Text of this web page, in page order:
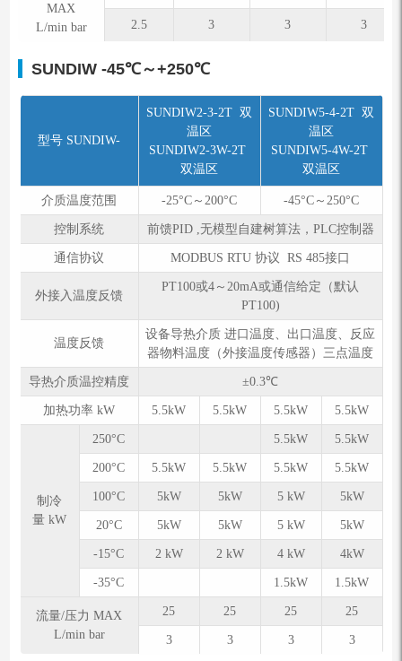
MAX
L/min bar
2.5 3 3 3
SUNDIW -45℃～+250℃
型号 SUNDIW-
SUNDIW2-3-2T 双
温区
SUNDIW2-3W-2T
双温区
SUNDIW5-4-2T 双
温区
SUNDIW5-4W-2T
双温区
介质温度范围 -25°C～200°C -45°C～250°C
控制系统 前馈PID ,无模型自建树算法，PLC控制器
通信协议 MODBUS RTU 协议 RS 485接口
外接入温度反馈
PT100或4～20mA或通信给定（默认
PT100)
温度反馈
设备导热介质 进口温度、出口温度、反应
器物料温度（外接温度传感器）三点温度
导热介质温控精度 ±0.3℃
加热功率 kW 5.5kW 5.5kW 5.5kW 5.5kW
制冷
量 kW
250°C 5.5kW 5.5kW
200°C 5.5kW 5.5kW 5.5kW 5.5kW
100°C 5kW 5kW 5 kW 5kW
20°C 5kW 5kW 5 kW 5kW
-15°C 2 kW 2 kW 4 kW 4kW
-35°C 1.5kW 1.5kW
流量/压力 MAX
L/min bar
25 25 25 25
3 3 3 3